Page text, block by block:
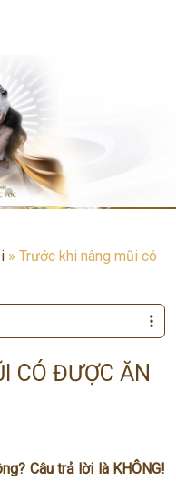
» Trước khi nâng mũi có
CÓ ĐƯỢC ĂN
Câu trả lời là KHÔNG!